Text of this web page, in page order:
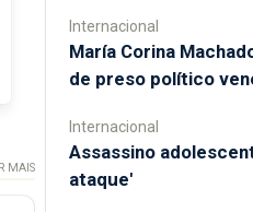
MAIS
Internacional
María Corina
de preso político
Internacional
Assassino
ataque'